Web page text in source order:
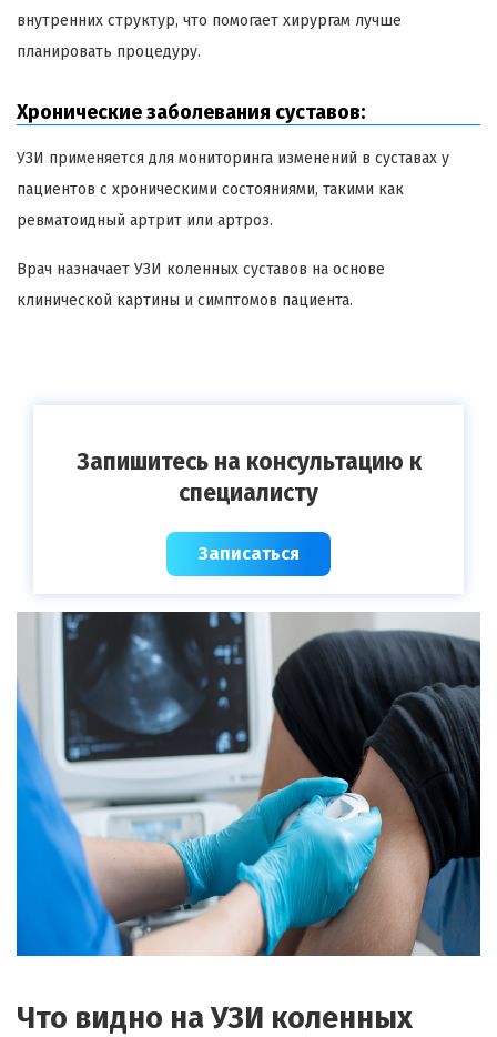
внутренних структур, что помогает хирургам лучше
планировать процедуру.
Хронические заболевания суставов:
УЗИ применяется для мониторинга изменений в суставах у
пациентов с хроническими состояниями, такими как
ревматоидный артрит или артроз.
Врач назначает УЗИ коленных суставов на основе
клинической картины и симптомов пациента.
Запишитесь на консультацию к
специалисту
Записаться
Что видно на УЗИ коленных